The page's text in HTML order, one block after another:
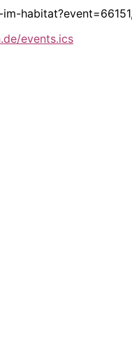
events.ics